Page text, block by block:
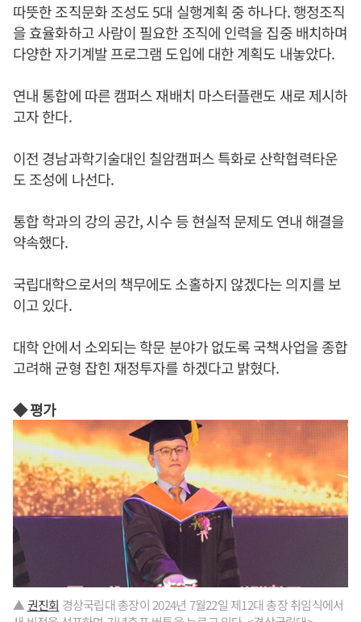
따뜻한 조직문화 조성도 5대 실행계획 중 하나다. 행정조직
을 효율화하고 사람이 필요한 조직에 인력을 집중 배치하며
다양한 자기계발 프로그램 도입에 대한 계획도 내놓았다.
연내 통합에 따른 캠퍼스 재배치 마스터플랜도 새로 제시하
고자 한다.
이전 경남과학기술대인 칠암캠퍼스 특화로 산학협력타운
도 조성에 나선다.
통합 학과의 강의 공간, 시수 등 현실적 문제도 연내 해결을
약속했다.
국립대학으로서의 책무에도 소홀하지 않겠다는 의지를 보
이고 있다.
대학 안에서 소외되는 학문 분야가 없도록 국책사업을 종합
고려해 균형 잡힌 재정투자를 하겠다고 밝혔다.
◆ 평가
▲권진회 경상국립대 총장이 2024년 7월22일 제12대 총장 취임식에서